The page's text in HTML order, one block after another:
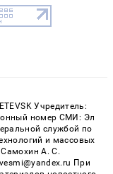
Учредитель:
номер СМИ: Эл
службой по
и массовых
А. С.
При